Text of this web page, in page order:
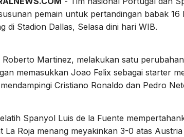
pemain untuk pertandingan babak 16
di Stadion Dallas, Selasa dini hari WIB.
Martinez, melakukan satu
memasukkan Joao Felix sebagai starter
Cristiano Ronaldo dan Pedro
Spanyol Luis de la Fuente
La Roja menang meyakinkan 3-0 atas